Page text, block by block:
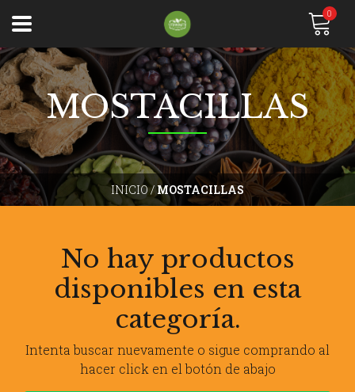
0
INICIO/ MOSTACILLAS
MOSTACILLAS
No hay productos
disponibles en esta
categoría.
Intenta buscar nuevamente o sigue comprando al
hacer click en el botón de abajo